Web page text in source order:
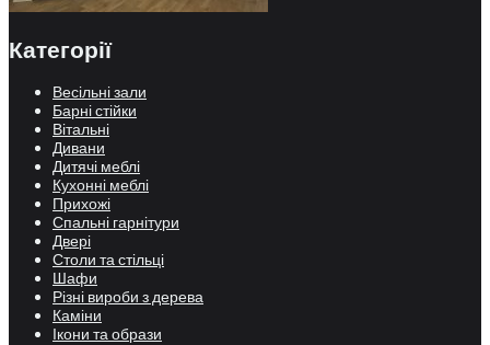
Категорії
Весільні зали
Барні стійки
Вітальні
Дивани
Дитячі меблі
Кухонні меблі
Прихожі
Спальні гарнітури
Двері
Столи та стільці
Шафи
Різні вироби з дерева
Каміни
Ікони та образи